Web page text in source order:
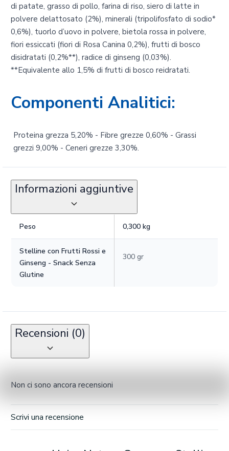
di patate, grasso di pollo, farina di riso, siero di latte in
polvere delattosato (2%), minerali (tripolifosfato di sodio*
0,6%), tuorlo d’uovo in polvere, bietola rossa in polvere,
fiori essiccati (fiori di Rosa Canina 0,2%), frutti di bosco
disidratati (0,2%**), radice di ginseng (0,03%).
**Equivalente allo 1,5% di frutti di bosco reidratati.
Componenti Analitici:
Proteina grezza 5,20% - Fibre grezze 0,60% - Grassi
grezzi 9,00% - Ceneri grezze 3,30%.
Informazioni aggiuntive
Peso 0,300 kg
Stelline con Frutti Rossi e
Ginseng - Snack Senza
Glutine
300 gr
Recensioni (0)
Non ci sono ancora recensioni
Scrivi una recensione